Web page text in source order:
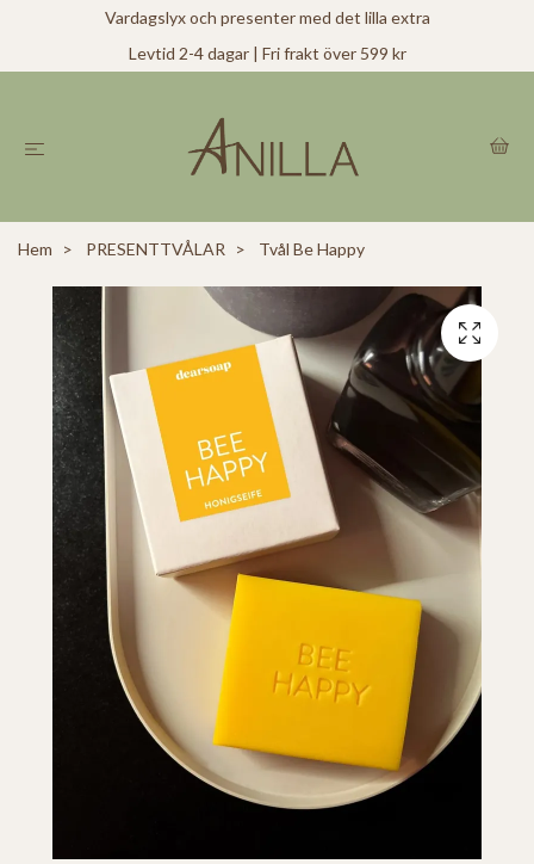
Vardagslyx och presenter med det lilla extra
Levtid 2-4 dagar | Fri frakt över 599 kr
Hem PRESENTTVÅLAR Tvål Be Happy